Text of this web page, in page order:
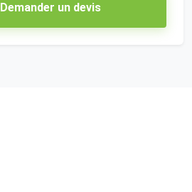
Demander un devis